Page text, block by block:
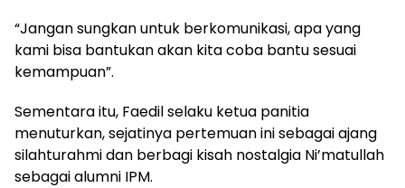
“Jangan sungkan untuk berkomunikasi, apa yang
kami bisa bantukan akan kita coba bantu sesuai
kemampuan”.
Sementara itu, Faedil selaku ketua panitia
menuturkan, sejatinya pertemuan ini sebagai ajang
silahturahmi dan berbagi kisah nostalgia Ni’matullah
sebagai alumni IPM.